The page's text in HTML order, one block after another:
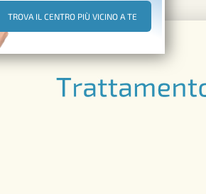
TROVA IL CENTRO PIÙ VICINO A TE